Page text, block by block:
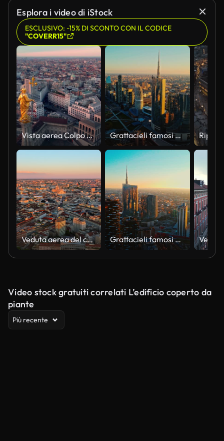
Esplora i video di iStock
ESCLUSIVO: -15% DI SCONTO CON IL CODICE
"COVERR15"
Vista aerea Colpo Del Duomo Di Milano Piazza Del Duomo Di Milano E Galleria Vittorio Emanuele Centro Di Milano Tramonto. Filmati 4K a Milano, Italia Grattacieli famosi AEREI nel quartiere degli affari durante il tramonto, Milano, Italia, Europa
Veduta aerea del centro città in una giornata di sole Milano, Italia Grattacieli famosi AEREI nel quartiere degli affari durante il tramonto, Milano, Italia, Europa
Video stock gratuiti correlati L’edificio coperto da
piante
Più recente